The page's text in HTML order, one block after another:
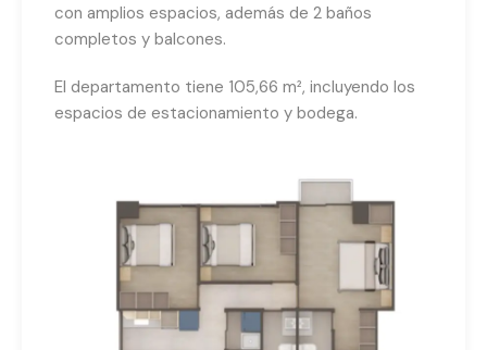
con amplios espacios, además de 2 baños
completos y balcones.
El departamento tiene 105,66 m², incluyendo los
espacios de estacionamiento y bodega.